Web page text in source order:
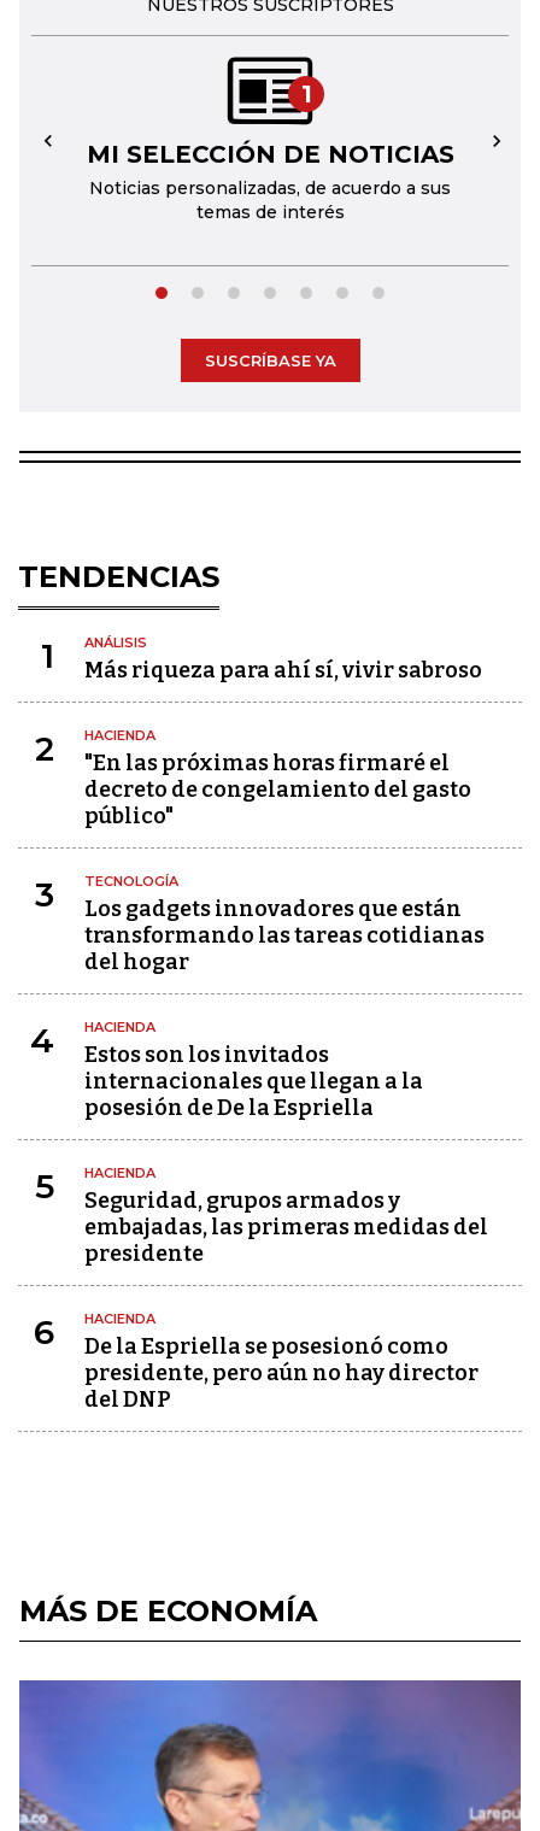
NUESTROS SUSCRIPTORES
1
MI SELECCIÓN DE NOTICIAS
Noticias personalizadas, de acuerdo a sus
temas de interés
← →
SUSCRÍBASE YA
TENDENCIAS
1 ANÁLISIS
Más riqueza para ahí sí, vivir sabroso
2 HACIENDA
"En las próximas horas firmaré el
decreto de congelamiento del gasto
público"
3 TECNOLOGÍA
Los gadgets innovadores que están
transformando las tareas cotidianas
del hogar
4 HACIENDA
Estos son los invitados
internacionales que llegan a la
posesión de De la Espriella
5 HACIENDA
Seguridad, grupos armados y
embajadas, las primeras medidas del
presidente
6 HACIENDA
De la Espriella se posesionó como
presidente, pero aún no hay director
del DNP
MÁS DE ECONOMÍA